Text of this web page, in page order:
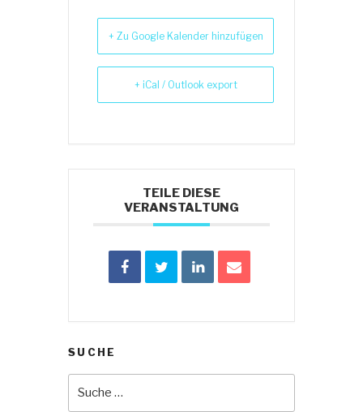
+ Zu Google Kalender hinzufügen
+ iCal / Outlook export
TEILE DIESE
VERANSTALTUNG
SUCHE